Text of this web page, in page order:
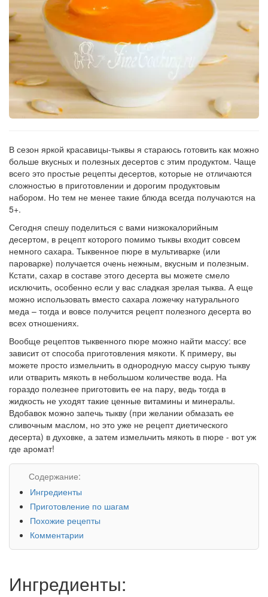
В сезон яркой красавицы-тыквы я стараюсь готовить как можно
больше вкусных и полезных десертов с этим продуктом. Чаще
всего это простые рецепты десертов, которые не отличаются
сложностью в приготовлении и дорогим продуктовым
набором. Но тем не менее такие блюда всегда получаются на
5+.
Сегодня спешу поделиться с вами низкокалорийным
десертом, в рецепт которого помимо тыквы входит совсем
немного сахара. Тыквенное пюре в мультиварке (или
пароварке) получается очень нежным, вкусным и полезным.
Кстати, сахар в составе этого десерта вы можете смело
исключить, особенно если у вас сладкая зрелая тыква. А еще
можно использовать вместо сахара ложечку натурального
меда – тогда и вовсе получится рецепт полезного десерта во
всех отношениях.
Вообще рецептов тыквенного пюре можно найти массу: все
зависит от способа приготовления мякоти. К примеру, вы
можете просто измельчить в однородную массу сырую тыкву
или отварить мякоть в небольшом количестве вода. На
гораздо полезнее приготовить ее на пару, ведь тогда в
жидкость не уходят такие ценные витамины и минералы.
Вдобавок можно запечь тыкву (при желании обмазать ее
сливочным маслом, но это уже не рецепт диетического
десерта) в духовке, а затем измельчить мякоть в пюре - вот уж
где аромат!
Содержание:
Ингредиенты
Приготовление по шагам
Похожие рецепты
Комментарии
Ингредиенты: